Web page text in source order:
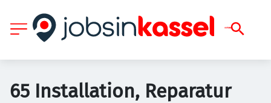
65 Installation, Reparatur